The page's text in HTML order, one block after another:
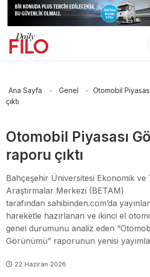
Ana Sayfa - Genel - Otomobil
çıktı
Otomobil Piyasası
raporu çıktı
Bahçeşehir Üniversitesi Ekonomik ve
Araştırmalar Merkezi (BETAM)
tarafından sahibinden.com’da
hareketle hazırlanan ve ikinci el
genel durumunu analiz eden
Görünümü” raporunun yenisi
22 Haziran 2026